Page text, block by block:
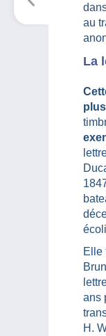
au
La
Elle
ans
H.